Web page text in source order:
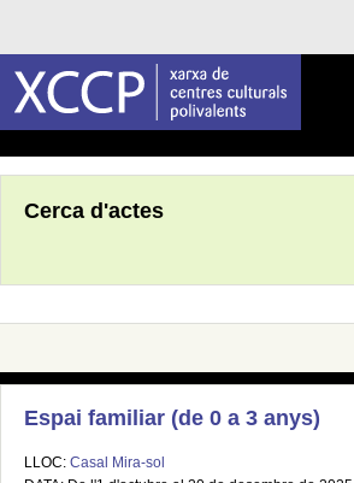
Cerca d'actes
Espai familiar (de 0 a 3 anys)
LLOC: Casal Mira-sol